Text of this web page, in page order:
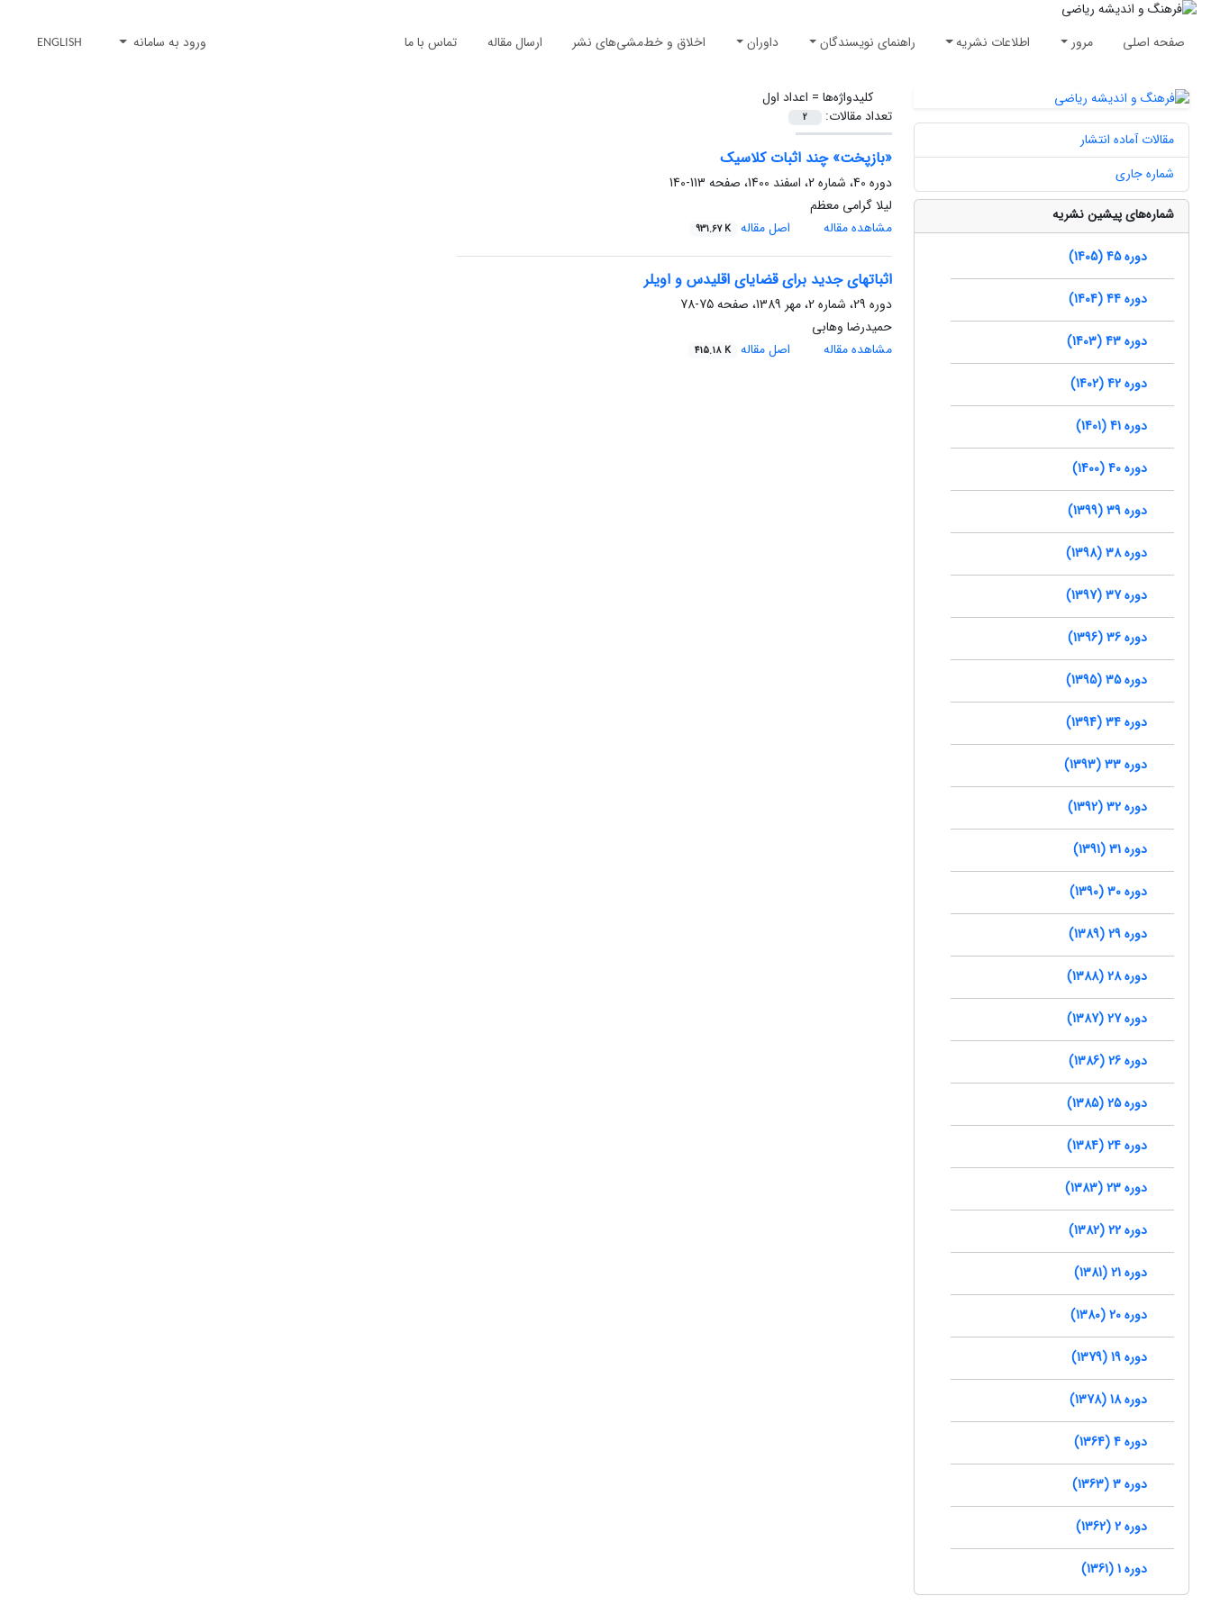
صفحه اصلی مرور اطلاعات نشریه راهنمای نویسندگان داوران اخلاق و خط‌مشی‌های نشر ارسال مقاله تماس با ما ورود به سامانه ENGLISH
کلیدواژه‌ها = اعداد اول
تعداد مقالات:
2
«بازپخت» چند اثبات کلاسیک
دوره 40، شماره 2، اسفند 1400، صفحه
113-140
لیلا گرامی معظم
مشاهده مقاله
اصل مقاله 931.67 K
اثباتهای جدید برای قضایای اقلیدس و اویلر
دوره 29، شماره 2، مهر 1389، صفحه
75-78
حمیدرضا وهابی
مشاهده مقاله
اصل مقاله 415.18 K
مقالات آماده انتشار
شماره جاری
شماره‌های پیشین نشریه
دوره 45 (1405)
دوره 44 (1404)
دوره 43 (1403)
دوره 42 (1402)
دوره 41 (1401)
دوره 40 (1400)
دوره 39 (1399)
دوره 38 (1398)
دوره 37 (1397)
دوره 36 (1396)
دوره 35 (1395)
دوره 34 (1394)
دوره 33 (1393)
دوره 32 (1392)
دوره 31 (1391)
دوره 30 (1390)
دوره 29 (1389)
دوره 28 (1388)
دوره 27 (1387)
دوره 26 (1386)
دوره 25 (1385)
دوره 24 (1384)
دوره 23 (1383)
دوره 22 (1382)
دوره 21 (1381)
دوره 20 (1380)
دوره 19 (1379)
دوره 18 (1378)
دوره 4 (1364)
دوره 3 (1363)
دوره 2 (1362)
دوره 1 (1361)